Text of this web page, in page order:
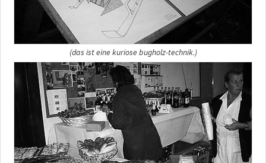
(das ist eine kuriose bugholz-technik.)